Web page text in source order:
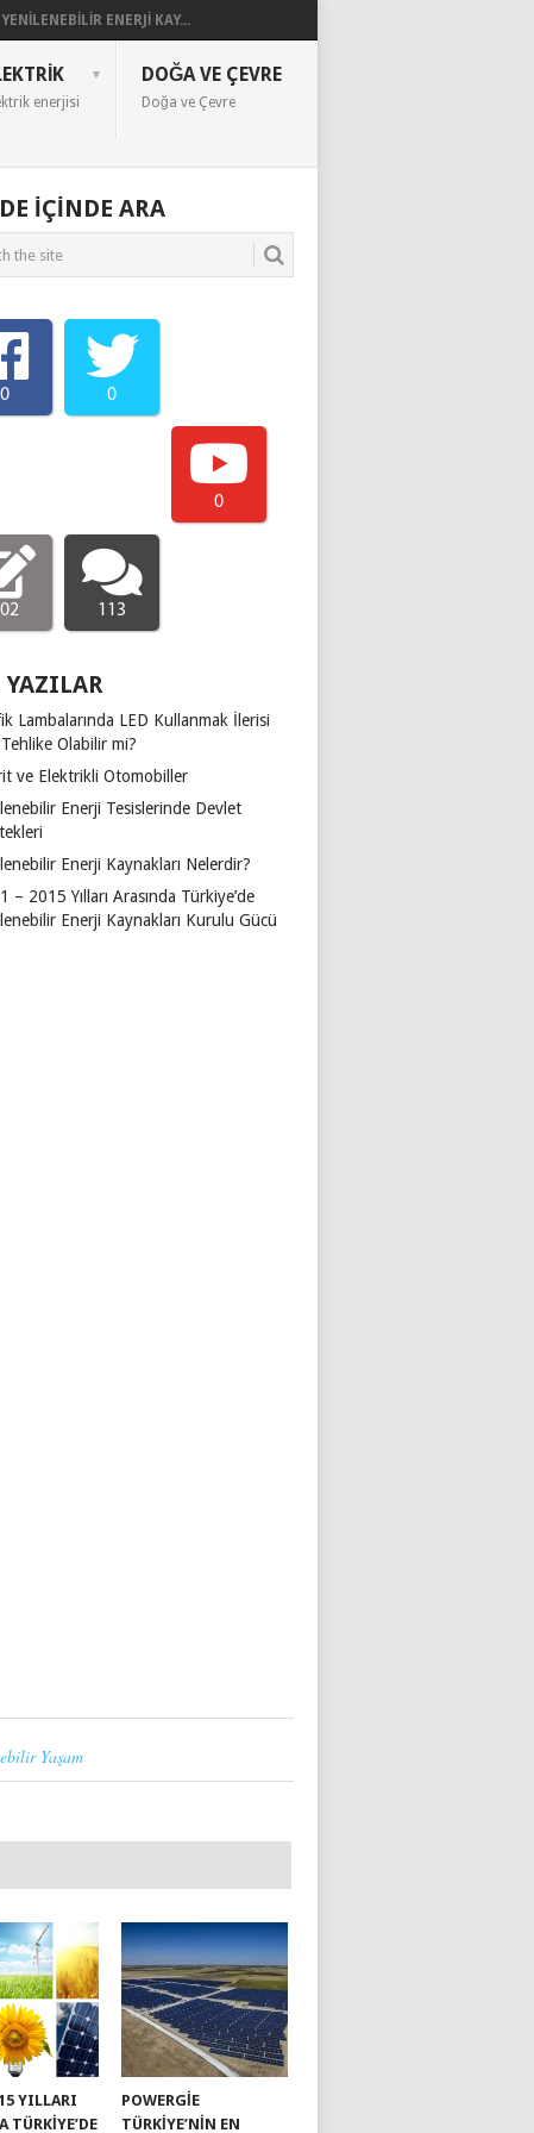
YENILENEBILIR ENERJI KAY...
enerjisi
DOĞA VE ÇEVRE
Doğa ve Çevre
IÇINDE ARA
0 0
0
113
YAZILAR
Lambalarında LED Kullanmak İlerisi
Olabilir mi?
ve Elektrikli Otomobiller
Enerji Tesislerinde Devlet
Enerji Kaynakları Nelerdir?
– 2015 Yılları Arasında Türkiye’de
Enerji Kaynakları Kurulu Gücü
Yaşam
YILLARI
TÜRKIYE’DE
POWERGIE
TÜRKIYE’NIN EN